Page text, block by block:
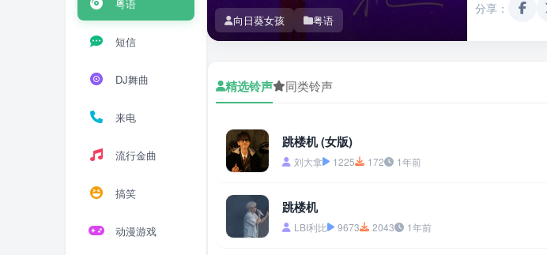
粤语
短信
DJ舞曲
来电
流行金曲
搞笑
动漫游戏
向日葵女孩 粤语
分享：
精选铃声 同类铃声
跳楼机 (女版)
刘大拿 1225 172 1年前
跳楼机
LBI利比 9673 2043 1年前